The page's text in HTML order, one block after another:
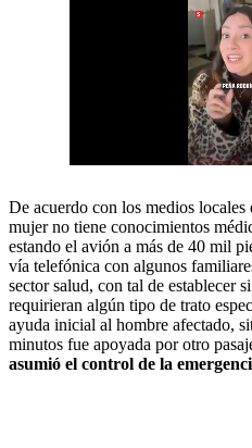
De acuerdo con los medios
mujer no tiene conocimientos
estando el avión a más de 40 mil
vía telefónica con algunos
sector salud, con tal de establecer
requirieran algún tipo de trato
ayuda inicial al hombre afectado,
minutos fue apoyada por otro
asumió el control de la